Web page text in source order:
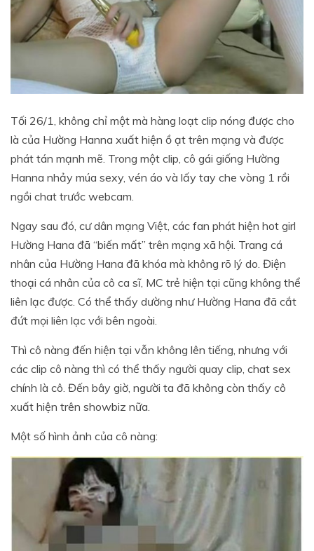
Tối 26/1, không chỉ một mà hàng loạt clip nóng được cho
là của Hường Hanna xuất hiện ồ ạt trên mạng và được
phát tán mạnh mẽ. Trong một clip, cô gái giống Hường
Hanna nhảy múa sexy, vén áo và lấy tay che vòng 1 rồi
ngồi chat trước webcam.
Ngay sau đó, cư dân mạng Việt, các fan phát hiện hot girl
Hường Hana đã “biến mất” trên mạng xã hội. Trang cá
nhân của Hường Hana đã khóa mà không rõ lý do. Điện
thoại cá nhân của cô ca sĩ, MC trẻ hiện tại cũng không thể
liên lạc được. Có thể thấy dường như Hường Hana đã cắt
đứt mọi liên lạc với bên ngoài.
Thì cô nàng đến hiện tại vẫn không lên tiếng, nhưng với
các clip cô nàng thì có thể thấy người quay clip, chat sex
chính là cô. Đến bây giờ, người ta đã không còn thấy cô
xuất hiện trên showbiz nữa.
Một số hình ảnh của cô nàng: